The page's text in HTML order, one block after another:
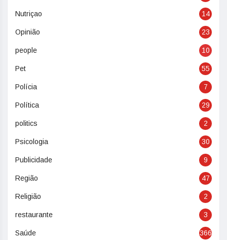
Nutriçao 14
Opinião 23
people 10
Pet 55
Polícia 7
Política 29
politics 2
Psicologia 30
Publicidade 9
Região 47
Religião 2
restaurante 3
Saúde 366